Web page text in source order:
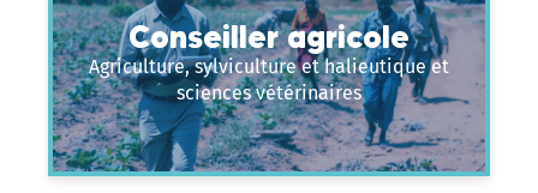
Conseiller agricole
Agriculture, sylviculture et halieutique et
sciences vétérinaires